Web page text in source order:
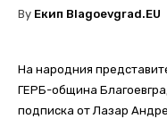
By Екип Blagoevgrad.EU
На народния
ГЕРБ-община
подписка от Лазар